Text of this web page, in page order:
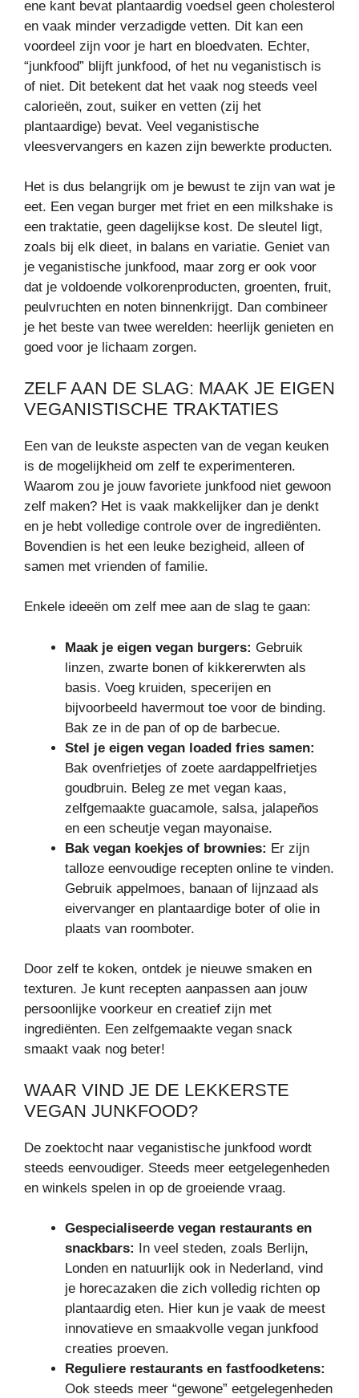
ene kant bevat plantaardig voedsel geen cholesterol
en vaak minder verzadigde vetten. Dit kan een
voordeel zijn voor je hart en bloedvaten. Echter,
“junkfood” blijft junkfood, of het nu veganistisch is
of niet. Dit betekent dat het vaak nog steeds veel
calorieën, zout, suiker en vetten (zij het
plantaardige) bevat. Veel veganistische
vleesvervangers en kazen zijn bewerkte producten.
Het is dus belangrijk om je bewust te zijn van wat je
eet. Een vegan burger met friet en een milkshake is
een traktatie, geen dagelijkse kost. De sleutel ligt,
zoals bij elk dieet, in balans en variatie. Geniet van
je veganistische junkfood, maar zorg er ook voor
dat je voldoende volkorenproducten, groenten, fruit,
peulvruchten en noten binnenkrijgt. Dan combineer
je het beste van twee werelden: heerlijk genieten en
goed voor je lichaam zorgen.
ZELF AAN DE SLAG: MAAK JE EIGEN
VEGANISTISCHE TRAKTATIES
Een van de leukste aspecten van de vegan keuken
is de mogelijkheid om zelf te experimenteren.
Waarom zou je jouw favoriete junkfood niet gewoon
zelf maken? Het is vaak makkelijker dan je denkt
en je hebt volledige controle over de ingrediënten.
Bovendien is het een leuke bezigheid, alleen of
samen met vrienden of familie.
Enkele ideeën om zelf mee aan de slag te gaan:
Maak je eigen vegan burgers: Gebruik
linzen, zwarte bonen of kikkererwten als
basis. Voeg kruiden, specerijen en
bijvoorbeeld havermout toe voor de binding.
Bak ze in de pan of op de barbecue.
Stel je eigen vegan loaded fries samen:
Bak ovenfrietjes of zoete aardappelfrietjes
goudbruin. Beleg ze met vegan kaas,
zelfgemaakte guacamole, salsa, jalapeños
en een scheutje vegan mayonaise.
Bak vegan koekjes of brownies: Er zijn
talloze eenvoudige recepten online te vinden.
Gebruik appelmoes, banaan of lijnzaad als
eivervanger en plantaardige boter of olie in
plaats van roomboter.
Door zelf te koken, ontdek je nieuwe smaken en
texturen. Je kunt recepten aanpassen aan jouw
persoonlijke voorkeur en creatief zijn met
ingrediënten. Een zelfgemaakte vegan snack
smaakt vaak nog beter!
WAAR VIND JE DE LEKKERSTE
VEGAN JUNKFOOD?
De zoektocht naar veganistische junkfood wordt
steeds eenvoudiger. Steeds meer eetgelegenheden
en winkels spelen in op de groeiende vraag.
Gespecialiseerde vegan restaurants en
snackbars: In veel steden, zoals Berlijn,
Londen en natuurlijk ook in Nederland, vind
je horecazaken die zich volledig richten op
plantaardig eten. Hier kun je vaak de meest
innovatieve en smaakvolle vegan junkfood
creaties proeven.
Reguliere restaurants en fastfoodketens:
Ook steeds meer “gewone” eetgelegenheden